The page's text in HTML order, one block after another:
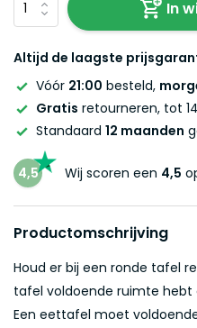
In
Altijd de laagste
Vóór 21:00 besteld,
Gratis retourneren, tot
Standaard 12 maanden
4,5 Wij scoren een 4,5
Productomschrijving
Houd er bij een ronde tafel
tafel voldoende ruimte hebt
Een eettafel moet